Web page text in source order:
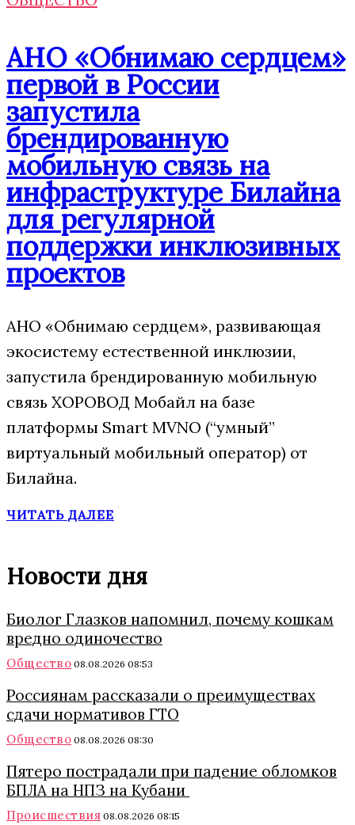
АНО «Обнимаю сердцем»
первой в России
запустила
брендированную
мобильную связь на
инфраструктуре Билайна
для регулярной
поддержки инклюзивных
проектов
АНО «Обнимаю сердцем», развивающая
экосистему естественной инклюзии,
запустила брендированную мобильную
связь ХОРОВОД Мобайл на базе
платформы Smart MVNO (“умный”
виртуальный мобильный оператор) от
Билайна.
ЧИТАТЬ ДАЛЕЕ
Новости дня
Биолог Глазков напомнил, почему кошкам
вредно одиночество
Общество 08.08.2026 08:53
Россиянам рассказали о преимуществах
сдачи нормативов ГТО
Общество 08.08.2026 08:30
Пятеро пострадали при падение обломков
БПЛА на НПЗ на Кубани
Происшествия 08.08.2026 08:15